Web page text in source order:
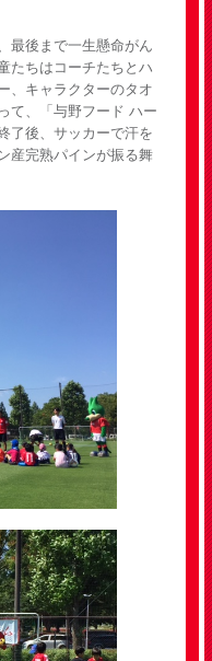
最後まで一生懸命がん
たちはコーチたちとハ
、キャラクターのタオ
て、「与野フード ハー
了後、サッカーで汗を
産完熟パインが振る舞